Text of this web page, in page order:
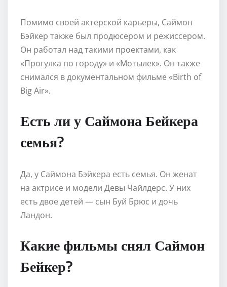
Помимо своей актерской карьеры, Саймон
Бэйкер также был продюсером и режиссером.
Он работал над такими проектами, как
«Прогулка по городу» и «Мотылек». Он также
снимался в документальном фильме «Birth of
Big Air».
Есть ли у Саймона Бейкера
семья?
Да, у Саймона Бэйкера есть семья. Он женат
на актрисе и модели Девы Чайлдерс. У них
есть двое детей — сын Буй Брюс и дочь
Ландон.
Какие фильмы снял Саймон
Бейкер?